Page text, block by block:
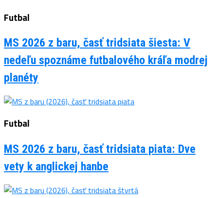
Futbal
MS 2026 z baru, časť tridsiata šiesta: V
nedeľu spoznáme futbalového kráľa modrej
planéty
Futbal
MS 2026 z baru, časť tridsiata piata: Dve
vety k anglickej hanbe